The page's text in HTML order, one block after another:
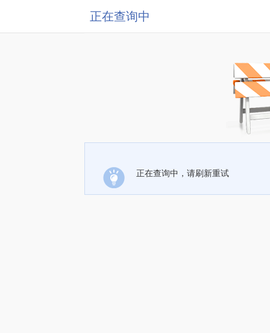
正在查询中
正在查询中，请刷新重试